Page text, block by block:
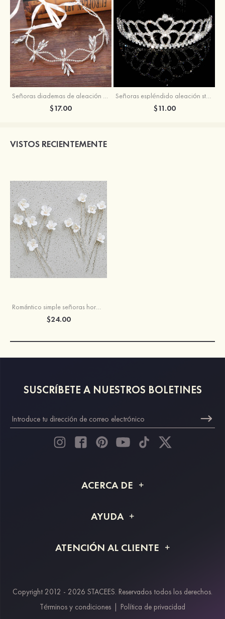
Señoras diademas de aleación con strass
$17.00
Señoras espléndido aleación strass peines y pasadores
$11.00
VISTOS RECIENTEMENTE
Romántico simple señoras horquillas para el pelo con perla
$24.00
SUSCRÍBETE A NUESTROS BOLETINES
ACERCA DE
Información de envío
AYUDA
Devoluciones y reembolsos
ATENCIÓN AL CLIENTE
Métodos de pago
Klarna
Copyright 2012 - 2026 STACEES. Reservados todos los derechos.
Términos y condiciones | Política de privacidad